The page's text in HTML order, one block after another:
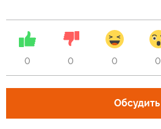
0 0 0 0
Обсудить